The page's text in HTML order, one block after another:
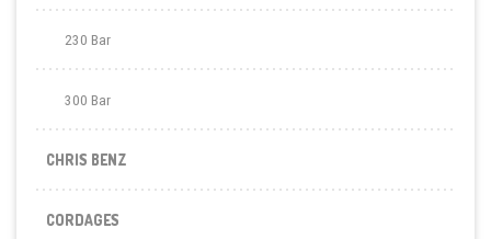
230 Bar
300 Bar
CHRIS BENZ
CORDAGES